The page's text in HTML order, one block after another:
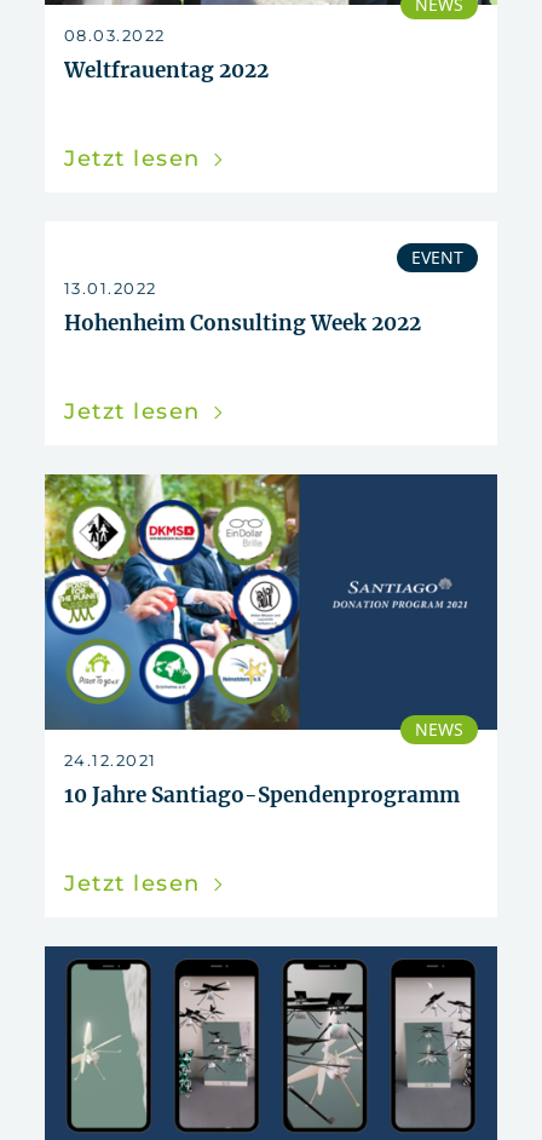
08.03.2022
Weltfrauentag 2022
Jetzt lesen
EVENT
13.01.2022
Hohenheim Consulting Week 2022
Jetzt lesen
NEWS
24.12.2021
10 Jahre Santiago-Spendenprogramm
Jetzt lesen